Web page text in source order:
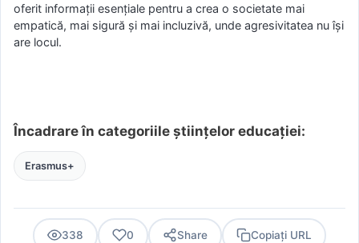
oferit informații esențiale pentru a crea o societate mai
empatică, mai sigură și mai incluzivă, unde agresivitatea nu își
are locul.
Încadrare în categoriile științelor educației:
Erasmus+
338 0 Share Copiați URL